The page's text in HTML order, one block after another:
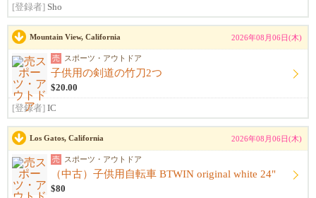
[登録者] Sho
Mountain View, California 2026年08月06日(木)
売 スポーツ・アウトドア
子供用の剣道の竹刀2つ
$20.00
[登録者] IC
Los Gatos, California 2026年08月06日(木)
売 スポーツ・アウトドア
（中古）子供用自転車 BTWIN original white 24"
$80